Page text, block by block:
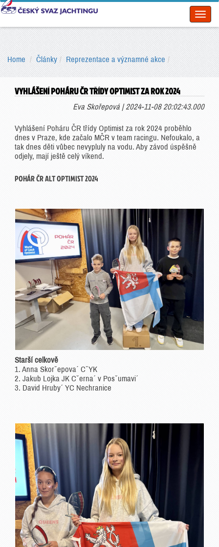
Home Články Reprezentace a významné akce
VYHLÁŠENÍ POHÁRU ČR TŘÍDY OPTIMIST ZA ROK 2024
Eva Skořepová | 2024-11-08 20:02:43.000
Vyhlášení Poháru ČR třídy Optimist za rok 2024 proběhlo
dnes v Praze, kde začalo MČR v team racingu. Nefoukalo, a
tak dnes děti vůbec nevypluly na vodu. Aby závod úspěšně
odjely, mají ještě celý víkend.
POHÁR ČR ALT OPTIMIST 2024
Starší celkově
1. Anna Skorˇepova´ CˇYK
2. Jakub Lojka JK Cˇerna´ v Posˇumavi´
3. David Hruby´ YC Nechranice